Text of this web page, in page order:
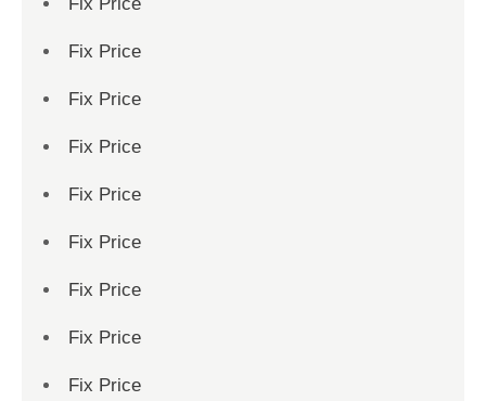
Fix Price
Fix Price
Fix Price
Fix Price
Fix Price
Fix Price
Fix Price
Fix Price